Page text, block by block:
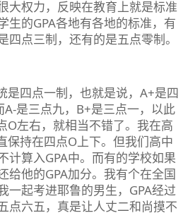
大权力，反映在教育上就是标准
生的GPA各地有各地的标准，有
四点三制，还有的是五点零制。
四点一制，也就是说，A+是四
A-是三点九，B+是三点一，以此
O左右，就相当不错了。我在高
保持在四点O上下。但我们高中
计算入GPA中。而有的学校如果
给他的GPA加分。我有个在全国
一起考进耶鲁的男生，GPA经过
点六五，真是让人丈二和尚摸不